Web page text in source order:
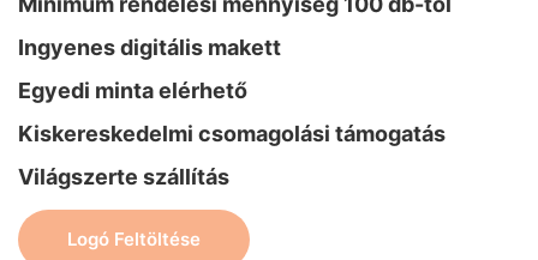
Ingyenes digitális makett
Egyedi minta elérhető
Kiskereskedelmi csomagolási támogatás
Világszerte szállítás
Logó Feltöltése